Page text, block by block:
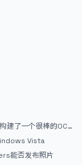
建了一个很棒的OC
Vista
能否发布照片